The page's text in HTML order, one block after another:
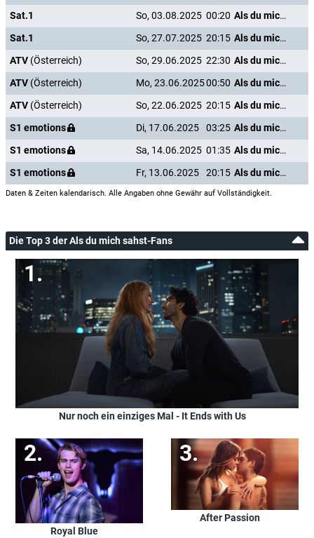
Sat.1
So, 03.08.2025 00:20
Als du mich sahst
Sat.1
So, 27.07.2025 20:15
Als du mich sahst
ATV (Österreich) So, 29.06.2025 22:30
Als du mich sahst
ATV (Österreich) Mo, 23.06.202500:50
Als du mich sahst
ATV (Österreich) So, 22.06.2025 20:15
Als du mich sahst
S1 emotions
Di, 17.06.2025 03:25
Als du mich sahst
S1 emotions
Sa, 14.06.2025 01:35
Als du mich sahst
S1 emotions
Fr, 13.06.2025 20:15 Als du mich sahst
Daten & Zeiten kalendarisch. Alle Angaben ohne Gewähr auf Vollständigkeit.
Die Top 3 der Als du mich sahst-Fans
Nur noch ein einziges Mal - It Ends with Us
Royal Blue
After Passion